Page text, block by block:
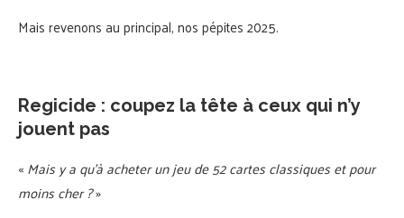
Mais revenons au principal, nos pépites 2025.
Regicide : coupez la tête à ceux qui n’y
jouent pas
«Mais y a qu’à acheter un jeu de 52 cartes classiques et pour
moins cher ?»